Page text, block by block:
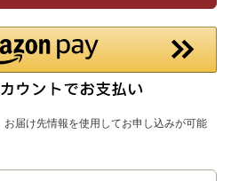
届け先情報を使用してお申し込みが可能